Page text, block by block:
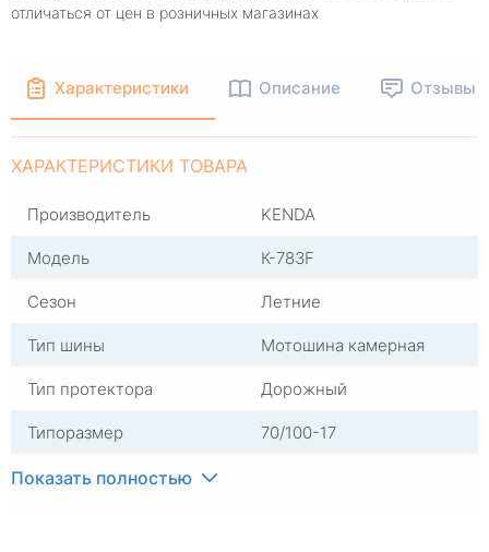
отличаться от цен в розничных магазинах
Характеристики Описание Отзывы
ХАРАКТЕРИСТИКИ ТОВАРА
Производитель
KENDA
Модель
К-783F
Сезон
Летние
Тип шины
Мотошина камерная
Тип протектора
Дорожный
Типоразмер
70/100-17
Посадочный диаметр
Показать полностью